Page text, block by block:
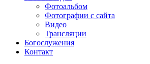
Фотоальбом
Фотографии с сайта
Видео
Трансляции
Богослужения
Контакт